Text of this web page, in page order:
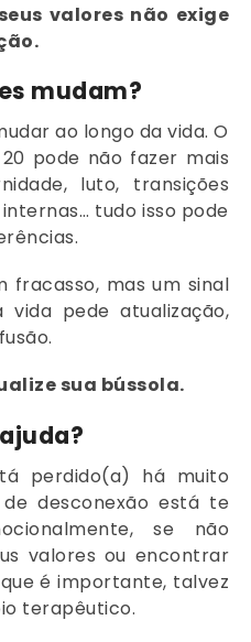
valores não exige
mudam?
ao longo da vida. O
pode não fazer mais
luto, transições
tudo isso pode
fracasso, mas um sinal
vida pede atualização,
sua bússola.
perdido(a) há muito
desconexão está te
se não
valores ou encontrar
é importante, talvez
terapêutico.